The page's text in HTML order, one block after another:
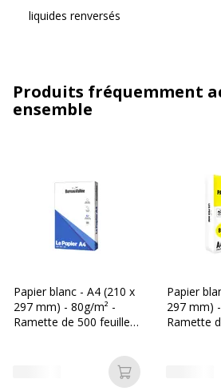
liquides renversés
Produits fréquemment
ensemble
Papier blanc - A4 (210 x
297 mm) - 80g/m² -
Ramette de 500 feuilles
Ajouter au
Papier
297 mm)
Ramette